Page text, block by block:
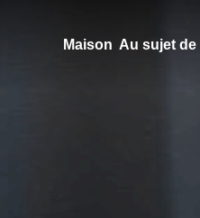
Maison Au sujet de